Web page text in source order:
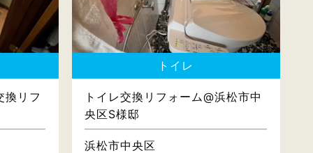
換リフ
トイレ
トイレ交換リフォーム@浜松市中
央区S様邸
浜松市中央区